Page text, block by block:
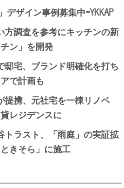
デザイン事例募集中=YKKAP
方調査を参考にキッチンの新
ン」を開発
宅、ブランド明確化を打ち
で計画も
提携、元社宅を一棟リノベ
レジデンスに
トラスト、「雨庭」の実証拡
きそら」に施工